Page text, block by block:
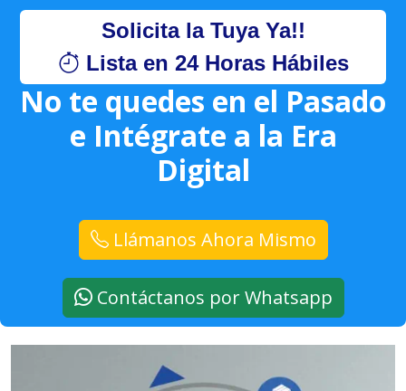
Solicita la Tuya Ya!!
Lista en 24 Horas Hábiles
No te quedes en el Pasado
e Intégrate a la Era
Digital
Llámanos Ahora Mismo
Contáctanos por Whatsapp